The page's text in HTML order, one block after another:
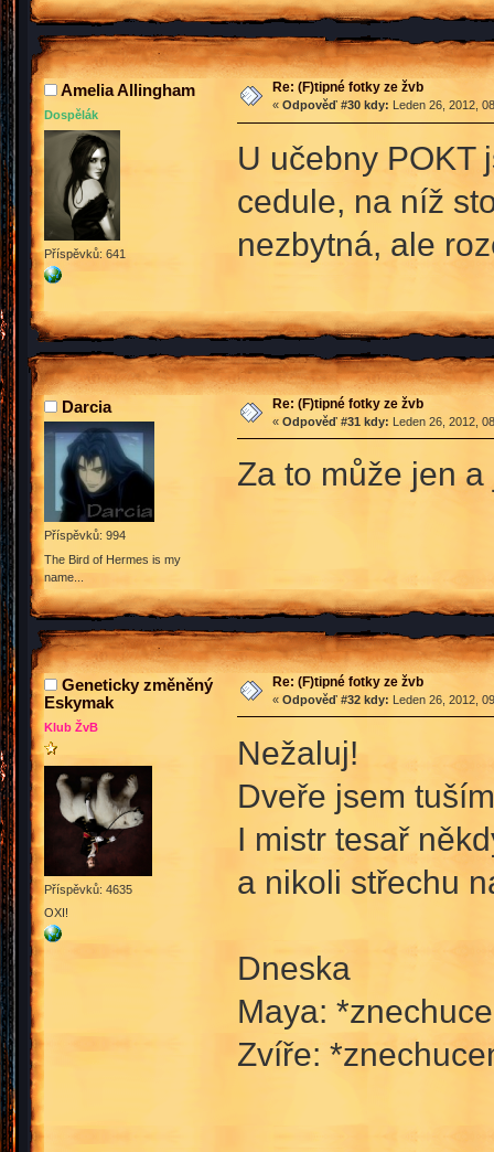
Amelia Allingham
Dospělák
Příspěvků: 641
Re: (F)tipné fotky ze žvb
« Odpověď #30 kdy: Leden 26, 2012,
U učebny POKT
cedule, na níž
nezbytná, ale
Darcia
Příspěvků: 994
The Bird of Hermes is my
name...
Re: (F)tipné fotky ze žvb
« Odpověď #31 kdy: Leden 26, 2012,
Za to může jen
Geneticky změněný
Eskymak
Klub ŽvB
Příspěvků: 4635
OXI!
Re: (F)tipné fotky ze žvb
« Odpověď #32 kdy: Leden 26, 2012,
Nežaluj!
Dveře jsem
I mistr tesař
a nikoli střechu
Dneska
Maya:
Zvíře: